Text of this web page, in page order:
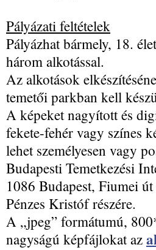
Pályázati feltételek
Pályázhat bármely, 18.
három alkotással.
Az alkotások
temetői parkban kell
A képeket nagyított és
fekete-fehér vagy színes
lehet személyesen vagy
Budapesti Temetkezési
1086 Budapest, Fiumei
Pénzes Kristóf részére.
A „jpeg” formátumú,
nagyságú képfájlokat az